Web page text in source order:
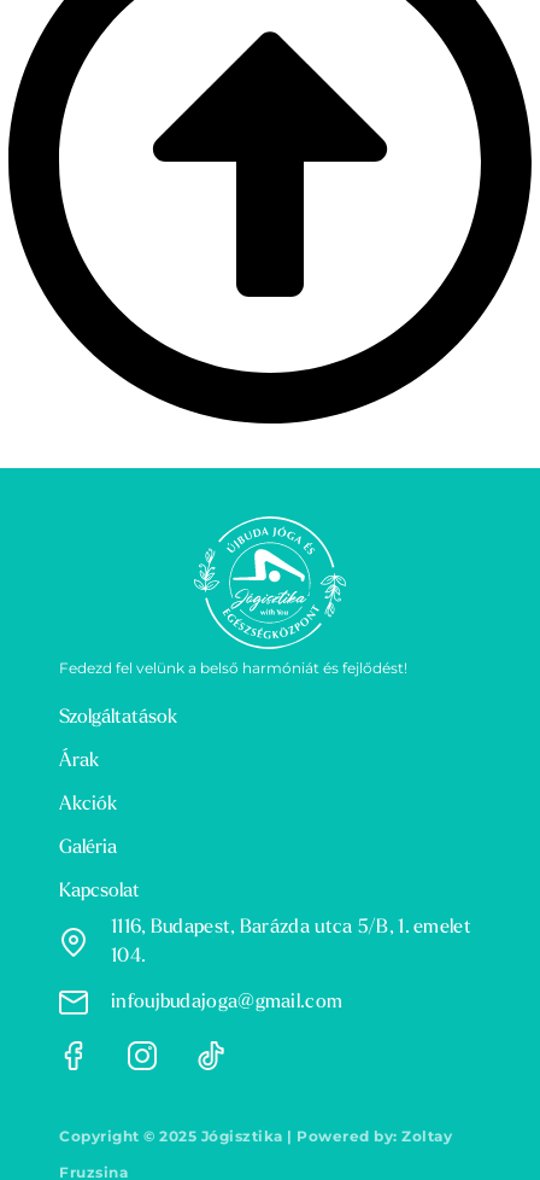
Fedezd fel velünk a belső harmóniát és fejlődést!
Szolgáltatások
Árak
Akciók
Galéria
Kapcsolat
1116, Budapest, Barázda utca 5/B, 1. emelet
104.
infoujbudajoga@gmail.com
Copyright © 2025 Jógisztika | Powered by: Zoltay
Fruzsina